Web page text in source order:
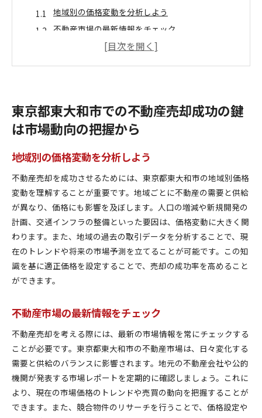
地域別の価格変動を分析しよう
不動産市場の最新情報をチェック
買主のトレンドを掴む方法
不動産売却の適正価格設定が買主を引き寄せる
市場価値に基づく価格設定の重要性
プロの評価で適正価格を見極める
価格交渉のポイントと注意点
価格設定で失敗しないためのコツ
適正価格で早期売却を実現
信頼できる不動産業者選びが売却成功への第一歩
不動産業者の選定基準とチェックポイント
口コミ評価を活用した業者選び
地元密着型の業者を選ぶメリット
信頼関係を築くためのコミュニケーション
自分に合った業者の見つけ方
効果的な広告戦略で不動産売却を加速させる方法
ターゲット層に合わせた広告媒体の選択
オンライン広告の活用方法
プロの写真で物件の魅力を伝える
東京都東大和市での不動産売却成功の鍵
は市場動向の把握から
地域別の価格変動を分析しよう
不動産売却を成功させるためには、東京都東大和市の地域別価格
変動を理解することが重要です。地域ごとに不動産の需要と供給
が異なり、価格にも影響を及ぼします。人口の増減や新規開発の
計画、交通インフラの整備といった要因は、価格変動に大きく関
わります。また、地域の過去の取引データを分析することで、現
在のトレンドや将来の市場予測を立てることが可能です。この知
識を基に適正価格を設定することで、売却の成功率を高めること
ができます。
不動産市場の最新情報をチェック
不動産売却を考える際には、最新の市場情報を常にチェックする
ことが必要です。東京都東大和市の不動産市場は、日々変化する
需要と供給のバランスに影響されます。地元の不動産会社や公的
機関が発表する市場レポートを定期的に確認しましょう。これに
より、現在の市場価格のトレンドや売買の動向を把握することが
できます。また、競合物件のリサーチを行うことで、価格設定や